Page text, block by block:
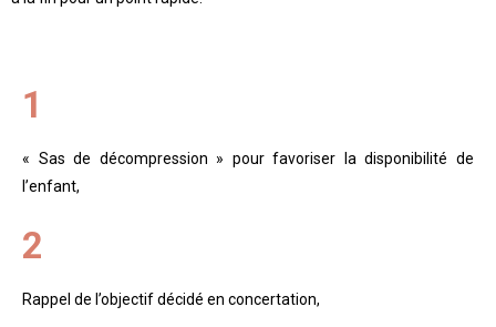
1
« Sas de décompression » pour favoriser la disponibilité de
l’enfant,
2
Rappel de l’objectif décidé en concertation,